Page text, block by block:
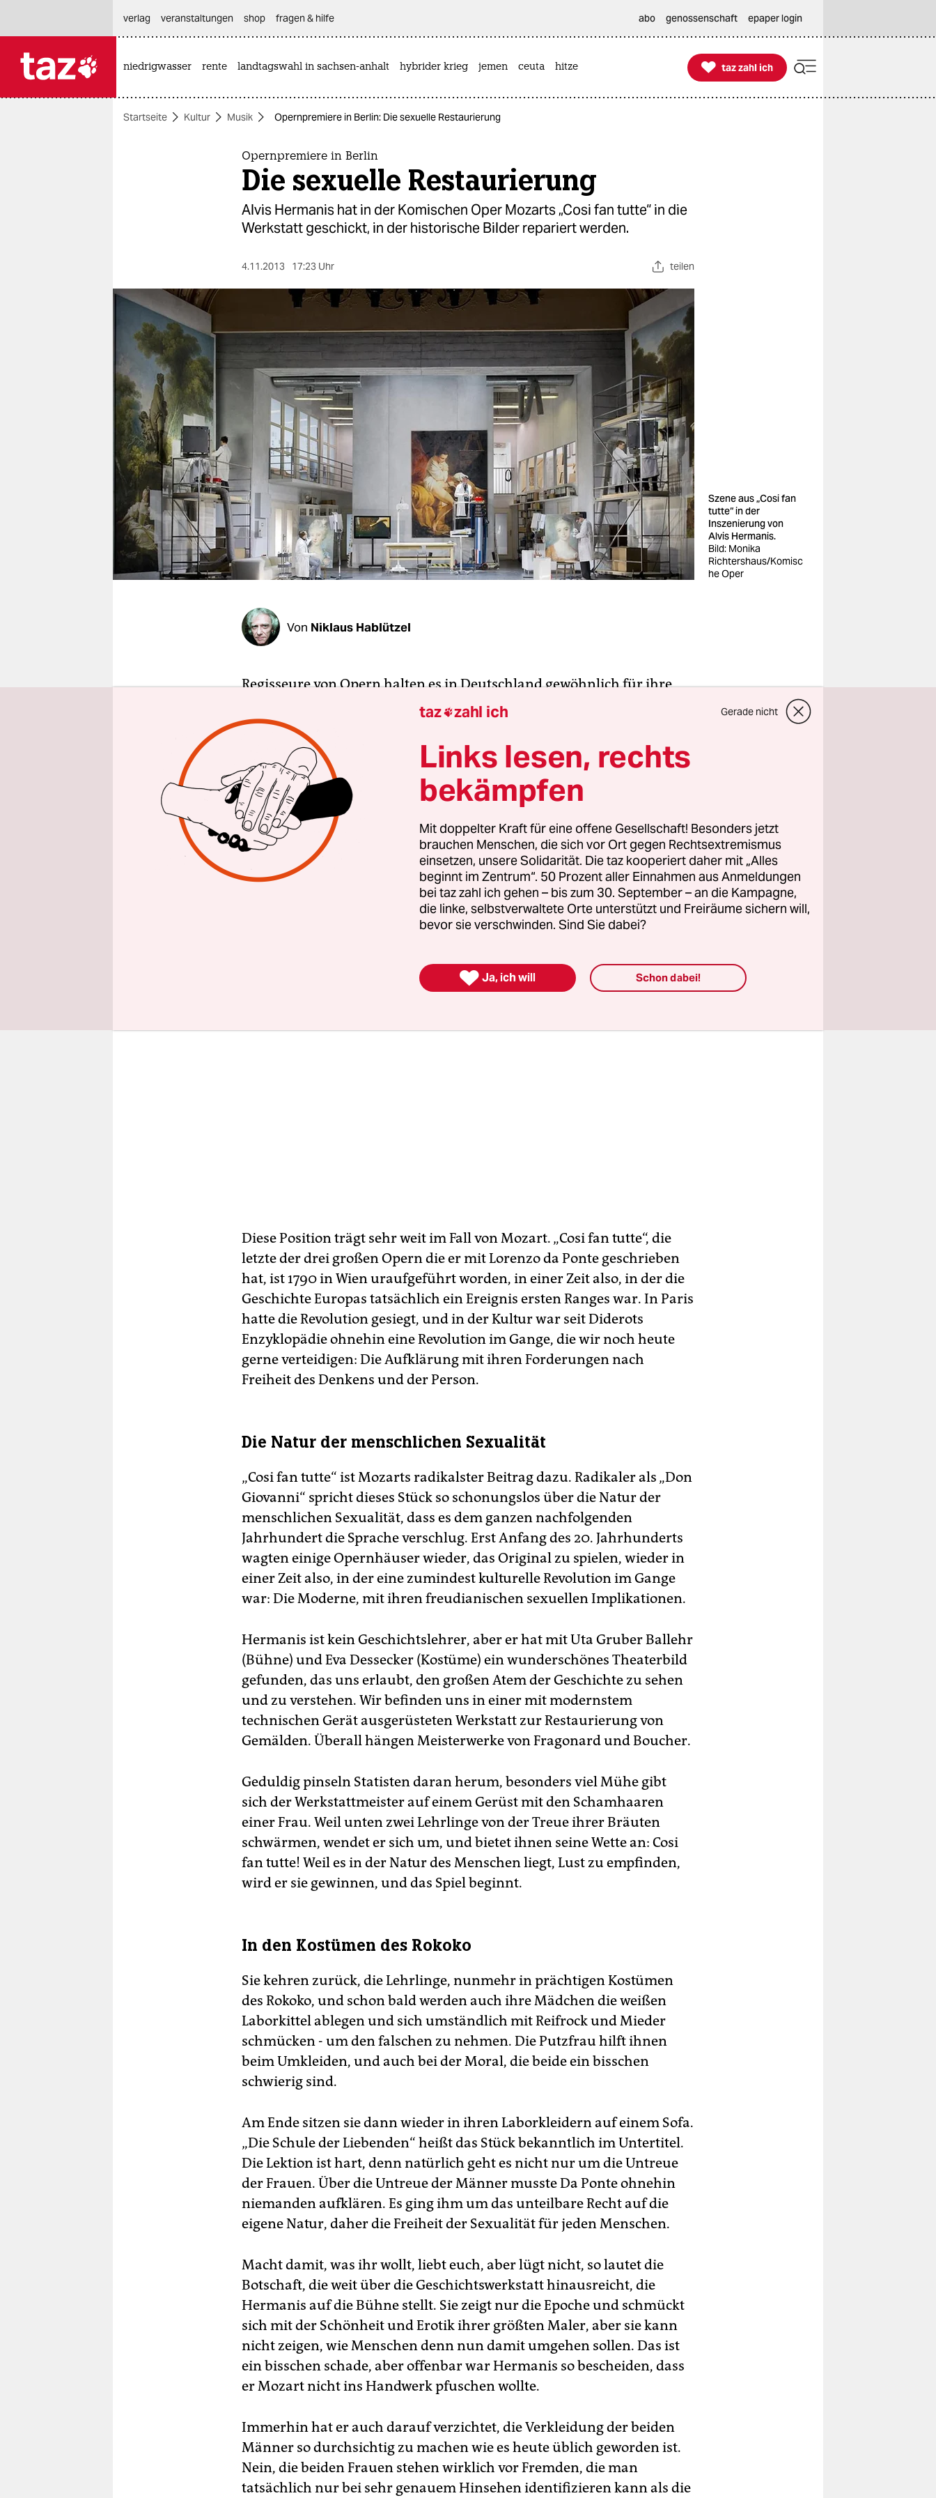
themen
berlin
nord
wahrheit
verlag
verlag
veranstaltungen
shop
fragen & hilfe
unterstützen
abo
verlag
veranstaltungen shop fragen & hilfe abo genossenschaft epaper login
niedrigwasser rente landtagswahl in sachsen-anhalt hybrider krieg jemen ceuta hitze 
taz zahl ich
taz zahl ich
Startseite Kultur Musik Opernpremiere in Berlin: Die sexuelle Restaurierung
Opernpremiere in Berlin
Die sexuelle Restaurierung
Alvis Hermanis hat in der Komischen Oper Mozarts „Cosi fan tutte“ in die
Werkstatt geschickt, in der historische Bilder repariert werden.
4.11.2013 17:23 Uhr teilen
Szene aus „Cosi fan
tutte“ in der
Inszenierung von
Alvis Hermanis.
Bild: Monika
Richtershaus/Komisc
he Oper
Von Niklaus Hablützel
Regisseure von Opern halten es in Deutschland gewöhnlich für ihre
heiligste Pflicht, diese immer gleichen Stücke des Repertoires, die stets
mindestens 100 Jahre alt sind, so zu zeigen, als seien sie gerade gestern
geschrieben und handelten von genau den Problemen, die uns heute
auf den Nägeln brennen.
Natürlich geht das meistens schief, und hat dem deutschen
Regietheater den zweifelhaften Ruf eingebracht, den es in der Welt hat.
Auch der Lette Alvis Hermanis, in seiner Heimat mit allen nur
möglichen Preisen überschüttet, hat kein Verständnis für diese Art
zwanghafter Aktualisierung. Er meint, die Geschichte selbst sei ein
hervorragender Stoff für ein Theater, das dann erzählen kann, wie es
einmal war, anders als heute, mit anderen Fragen, die ja nicht dumm
Diese Position trägt sehr weit im Fall von Mozart. „Cosi fan tutte“, die
letzte der drei großen Opern die er mit Lorenzo da Ponte geschrieben
hat, ist 1790 in Wien uraufgeführt worden, in einer Zeit also, in der die
Geschichte Europas tatsächlich ein Ereignis ersten Ranges war. In Paris
hatte die Revolution gesiegt, und in der Kultur war seit Diderots
Enzyklopädie ohnehin eine Revolution im Gange, die wir noch heute
gerne verteidigen: Die Aufklärung mit ihren Forderungen nach
Freiheit des Denkens und der Person.
Die Natur der menschlichen Sexualität
„Cosi fan tutte“ ist Mozarts radikalster Beitrag dazu. Radikaler als „Don
Giovanni“ spricht dieses Stück so schonungslos über die Natur der
menschlichen Sexualität, dass es dem ganzen nachfolgenden
Jahrhundert die Sprache verschlug. Erst Anfang des 20. Jahrhunderts
wagten einige Opernhäuser wieder, das Original zu spielen, wieder in
einer Zeit also, in der eine zumindest kulturelle Revolution im Gange
war: Die Moderne, mit ihren freudianischen sexuellen Implikationen.
Hermanis ist kein Geschichtslehrer, aber er hat mit Uta Gruber Ballehr
(Bühne) und Eva Dessecker (Kostüme) ein wunderschönes Theaterbild
gefunden, das uns erlaubt, den großen Atem der Geschichte zu sehen
und zu verstehen. Wir befinden uns in einer mit modernstem
technischen Gerät ausgerüsteten Werkstatt zur Restaurierung von
Gemälden. Überall hängen Meisterwerke von Fragonard und Boucher.
Geduldig pinseln Statisten daran herum, besonders viel Mühe gibt
sich der Werkstattmeister auf einem Gerüst mit den Schamhaaren
einer Frau. Weil unten zwei Lehrlinge von der Treue ihrer Bräuten
schwärmen, wendet er sich um, und bietet ihnen seine Wette an: Cosi
fan tutte! Weil es in der Natur des Menschen liegt, Lust zu empfinden,
wird er sie gewinnen, und das Spiel beginnt.
In den Kostümen des Rokoko
Sie kehren zurück, die Lehrlinge, nunmehr in prächtigen Kostümen
des Rokoko, und schon bald werden auch ihre Mädchen die weißen
Laborkittel ablegen und sich umständlich mit Reifrock und Mieder
schmücken - um den falschen zu nehmen. Die Putzfrau hilft ihnen
beim Umkleiden, und auch bei der Moral, die beide ein bisschen
schwierig sind.
Am Ende sitzen sie dann wieder in ihren Laborkleidern auf einem Sofa.
„Die Schule der Liebenden“ heißt das Stück bekanntlich im Untertitel.
Die Lektion ist hart, denn natürlich geht es nicht nur um die Untreue
der Frauen. Über die Untreue der Männer musste Da Ponte ohnehin
niemanden aufklären. Es ging ihm um das unteilbare Recht auf die
eigene Natur, daher die Freiheit der Sexualität für jeden Menschen.
Macht damit, was ihr wollt, liebt euch, aber lügt nicht, so lautet die
Botschaft, die weit über die Geschichtswerkstatt hinausreicht, die
Hermanis auf die Bühne stellt. Sie zeigt nur die Epoche und schmückt
sich mit der Schönheit und Erotik ihrer größten Maler, aber sie kann
nicht zeigen, wie Menschen denn nun damit umgehen sollen. Das ist
ein bisschen schade, aber offenbar war Hermanis so bescheiden, dass
er Mozart nicht ins Handwerk pfuschen wollte.
Immerhin hat er auch darauf verzichtet, die Verkleidung der beiden
Männer so durchsichtig zu machen wie es heute üblich geworden ist.
Nein, die beiden Frauen stehen wirklich vor Fremden, die man
tatsächlich nur bei sehr genauem Hinsehen identifizieren kann als die
taz zahl ich Gerade nicht
Links lesen, rechts
bekämpfen
Mit doppelter Kraft für eine offene Gesellschaft! Besonders jetzt
brauchen Menschen, die sich vor Ort gegen Rechtsextremismus
einsetzen, unsere Solidarität. Die taz kooperiert daher mit „Alles
beginnt im Zentrum“. 50 Prozent aller Einnahmen aus Anmeldungen
bei taz zahl ich gehen – bis zum 30. September – an die Kampagne,
die linke, selbstverwaltete Orte unterstützt und Freiräume sichern will,
bevor sie verschwinden. Sind Sie dabei?
 Ja, ich will Schon dabei!